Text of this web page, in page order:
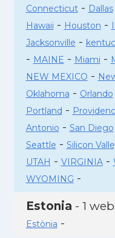
Connecticut- Dallas
Hawaii - Houston -
Jacksonville -
- MAINE - Miami -
NEW MEXICO -
Oklahoma - Orlando
Portland -
Antonio - San Diego
Seattle - Silicon
UTAH - VIRGINIA-
WYOMING -
Estonia - 1
Estònia -